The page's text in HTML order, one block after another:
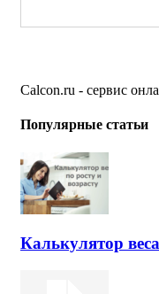
Calcon.ru - сервис
Популярные статьи
Калькулятор